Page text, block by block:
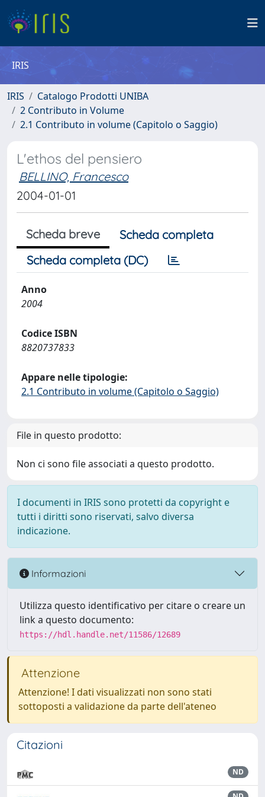
IRIS
IRIS
Catalogo Prodotti UNIBA
2 Contributo in Volume
2.1 Contributo in volume (Capitolo o Saggio)
L'ethos del pensiero
BELLINO, Francesco
2004-01-01
Scheda breve
Scheda completa
Scheda completa (DC)
Anno
2004
Codice ISBN
8820737833
Appare nelle tipologie:
2.1 Contributo in volume (Capitolo o Saggio)
File in questo prodotto:
Non ci sono file associati a questo prodotto.
I documenti in IRIS sono protetti da copyright e
tutti i diritti sono riservati, salvo diversa
indicazione.
Informazioni
Utilizza questo identificativo per citare o creare un
link a questo documento:
https://hdl.handle.net/11586/12689
Attenzione
Attenzione! I dati visualizzati non sono stati
sottoposti a validazione da parte dell'ateneo
Citazioni
ND